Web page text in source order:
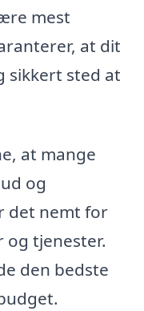
mest
at dit
sikkert sted at
at mange
og
det nemt for
og tjenester.
den bedste